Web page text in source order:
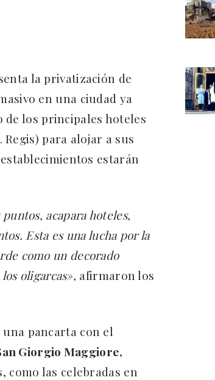
la privatización de
en una ciudad ya
de los principales hoteles
para alojar a sus
estarán
acapara hoteles,
Esta es una lucha por la
como un decorado
oligarcas», afirmaron los
pancarta con el
Giorgio Maggiore,
como las celebradas en